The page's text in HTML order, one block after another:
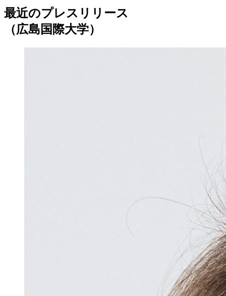
最近のプレスリリース
（広島国際大学）